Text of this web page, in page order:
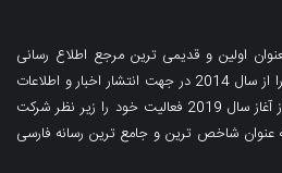
اولین و قدیمی ترین مرجع اطلاع رسانی
فارسی زبان در قبرس فعالیت خود را از سال 2014 در جهت انتشار اخبار و اطلاعات
در حوزه های مختلف آغاز کرده و از آغاز سال 2019 فعالیت خود را زیر نظر شرکت
عنوان شاخص ترین و جامع ترین رسانه فارسی